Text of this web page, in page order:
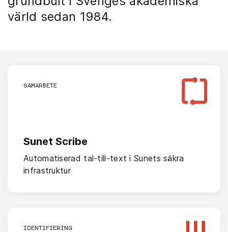
värld sedan 1984.
SAMARBETE
Sunet Scribe
Automatiserad tal-till-text i Sunets säkra
infrastruktur
IDENTIFIERING